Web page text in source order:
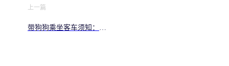
上一篇
带狗狗乘坐客车须知：一